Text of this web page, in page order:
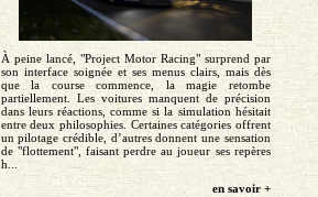
À peine lancé, "Project Motor Racing" surprend par
son interface soignée et ses menus clairs, mais dès
que la course commence, la magie retombe
partiellement. Les voitures manquent de précision
dans leurs réactions, comme si la simulation hésitait
entre deux philosophies. Certaines catégories offrent
un pilotage crédible, d’autres donnent une sensation
de "flottement", faisant perdre au joueur ses repères
h...
en savoir +